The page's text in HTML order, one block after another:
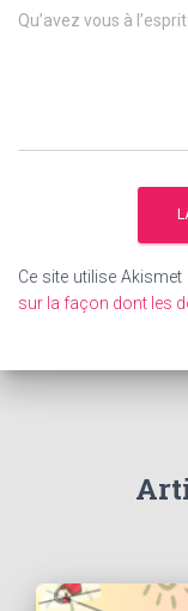
Qu’avez vous à l’esprit
Ce site utilise
sur la façon dont les